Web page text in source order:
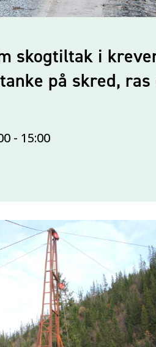
skogtiltak i
på skred, ras
- 15:00